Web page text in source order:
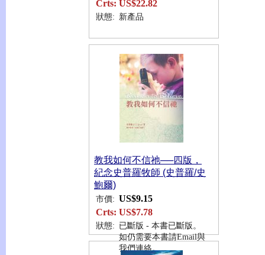
Crts: US$22.82
狀態: 新產品
教我如何不信祂──四版，
紀念史普羅牧師 (史普羅/史
鮑爾)
市價: US$9.15
Crts: US$7.78
狀態: 已斷版 - 本書已斷版。
如仍需要本書請Email與
我們連絡。